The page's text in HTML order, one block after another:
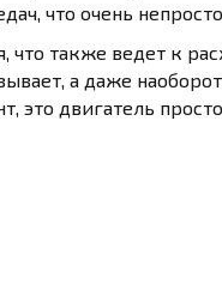
что очень
что также ведет к
а даже
это двигатель